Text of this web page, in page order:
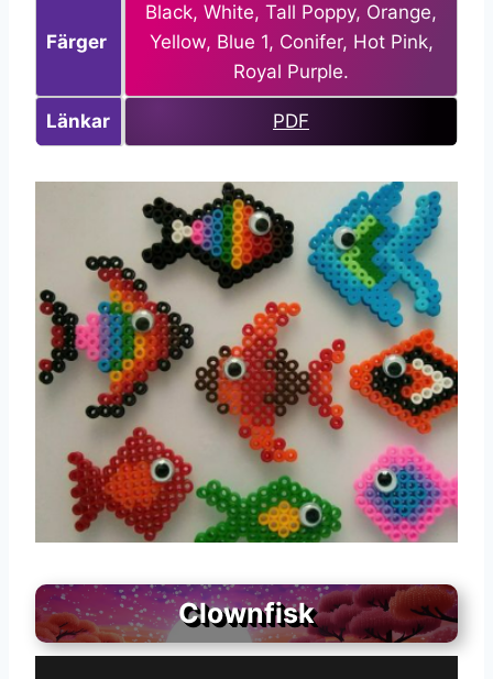
Färger
Black, White, Tall Poppy, Orange,
Yellow, Blue 1, Conifer, Hot Pink,
Royal Purple.
Länkar PDF
Clownfisk